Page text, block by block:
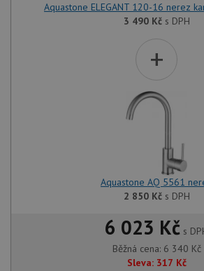
Aquastone ELEGANT 120-16 nerez
3 490 Kčs DPH
+
Aquastone AQ 5561
2 850 Kčs DPH
6 023 Kč s
Běžná cena: 6 340 Kč
Sleva: 317 Kč